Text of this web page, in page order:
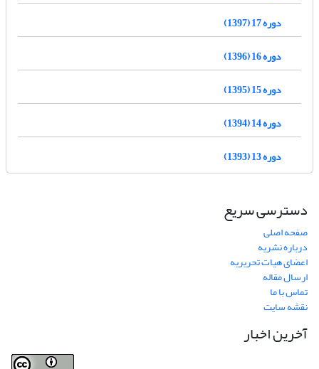
دوره 17 (1397)
دوره 16 (1396)
دوره 15 (1395)
دوره 14 (1394)
دوره 13 (1393)
دسترسی سریع
صفحه اصلی
درباره نشریه
اعضای هیات تحریریه
ارسال مقاله
تماس با ما
نقشه سایت
آخرین اخبار